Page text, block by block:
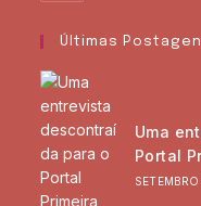
Últimas
Uma
Portal